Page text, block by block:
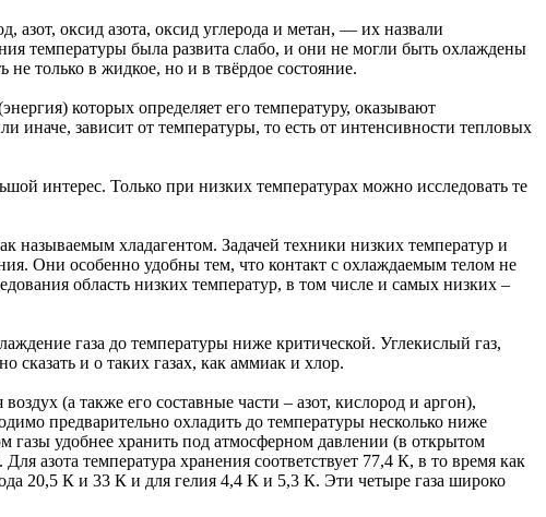
азот, оксид азота, оксид углерода и метан, — их назвали
температуры была развита слабо, и они не могли быть охлаждены
только в жидкое, но и в твёрдое состояние.
которых определяет его температуру, оказывают
иначе, зависит от температуры, то есть от интенсивности тепловых
интерес. Только при низких температурах можно исследовать те
называемым хладагентом. Задачей техники низких температур и
Они особенно удобны тем, что контакт с охлаждаемым телом не
область низких температур, в том числе и самых низких –
газа до температуры ниже критической. Углекислый газ,
и о таких газах, как аммиак и хлор.
(а также его составные части – азот, кислород и аргон),
предварительно охладить до температуры несколько ниже
удобнее хранить под атмосферном давлении (в открытом
азота температура хранения соответствует 77,4 К, в то время как
20,5 К и 33 К и для гелия 4,4 К и 5,3 К. Эти четыре газа широко